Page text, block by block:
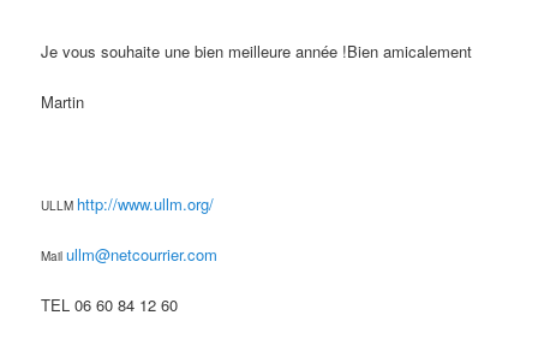
Je vous souhaite une bien meilleure année !Bien amicalement
Martin
ULLM http://www.ullm.org/
Mailullm@netcourrier.com
TEL 06 60 84 12 60